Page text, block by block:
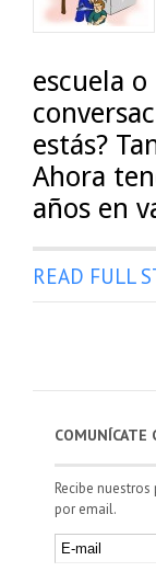
escuela
estás?
Ahora
años en
READ FULL
COMUNÍCATE
Recibe
por email.